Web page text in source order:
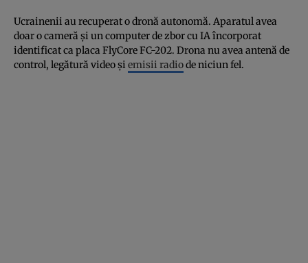
Ucrainenii au recuperat o dronă autonomă. Aparatul avea
doar o cameră și un computer de zbor cu IA încorporat
identificat ca placa FlyCore FC-202. Drona nu avea antenă de
control, legătură video și emisii radiode niciun fel.